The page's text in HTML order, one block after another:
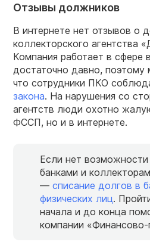
Отзывы должников
В интернете нет отзывов о
коллекторского агентства
Компания работает в сфере
достаточно давно,
что сотрудники ПКО
закона. На нарушения со
агентств люди охотно
ФССП, но и в интернете.
Если нет возможности
банками и
— списание долгов в
физических лиц.
начала и до конца
компании «Финансово-